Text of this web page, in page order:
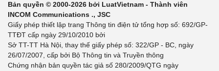
Bản quyền © 2000-2026 bởi LuatVietnam - Thành viên
INCOM Communications ., JSC
Giấy phép thiết lập trang Thông tin điện tử tổng hợp số: 692/GP-
TTĐT cấp ngày 29/10/2010 bởi
Sở TT-TT Hà Nội, thay thế giấy phép số: 322/GP - BC, ngày
26/07/2007, cấp bởi Bộ Thông tin và Truyền thông
Chứng nhận bản quyền tác giả số 280/2009/QTG ngày